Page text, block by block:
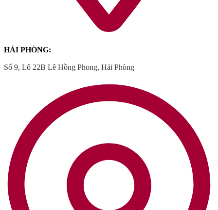
HẢI PHÒNG:
Số 9, Lô 22B Lê Hồng Phong, Hải Phòng